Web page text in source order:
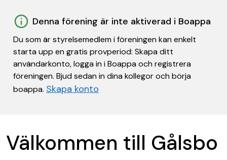
Denna förening är inte aktiverad i Boappa
Du som är styrelsemedlem i föreningen kan enkelt
starta upp en gratis provperiod: Skapa ditt
användarkonto, logga in i Boappa och registrera
föreningen. Bjud sedan in dina kollegor och börja
boappa. Skapa konto
Välkommen till Gålsbo